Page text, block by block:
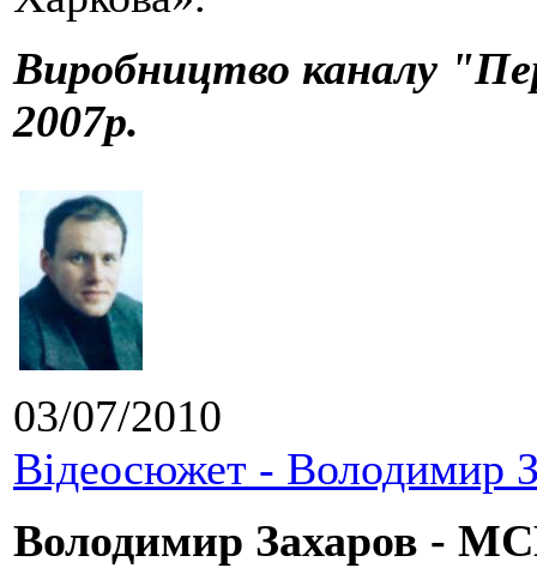
Виробництво каналу
2007р.
03/07/2010
Відеосюжет - Володимир
Володимир Захаров -